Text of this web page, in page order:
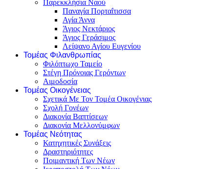
Παρεκκλήσια Ναού
Παναγία Πορταΐτισσα
Αγία Άννα
Άγιος Νεκτάριος
Άγιος Γεράσιμος
Λείψανο Αγίου Ευγενίου
Τομέας Φιλανθρωπίας
Φιλόπτωχο Ταμείο
Στέγη Πρόνοιας Γερόντων
Αιμοδοσία
Τομέας Οικογένειας
Σχετικά Με Τον Τομέα Οικογένιας
Σχολή Γονέων
Διακονία Βαπτίσεων
Διακονία Μελλονύμφων
Τομέας Νεότητας
Κατηχητικές Συνάξεις
Δραστηριότητες
Ποιμαντική Των Νέων